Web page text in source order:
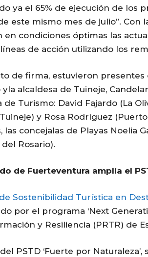
ya el 65% de ejecución de los
este mismo mes de julio”. Con
en condiciones óptimas las
de acción utilizando los
de firma, estuvieron presentes
yla alcaldesa de Tuineje,
de Turismo: David Fajardo (La
y Rosa Rodríguez
las concejalas de Playas Noelia
Rosario).
de Fuerteventura amplía el
Sostenibilidad Turística en
por el programa ‘Next
y Resiliencia (PRTR) de
PSTD ‘Fuerte por